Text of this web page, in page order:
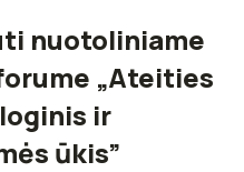
nuotoliniame
„Ateities
ir
ūkis”